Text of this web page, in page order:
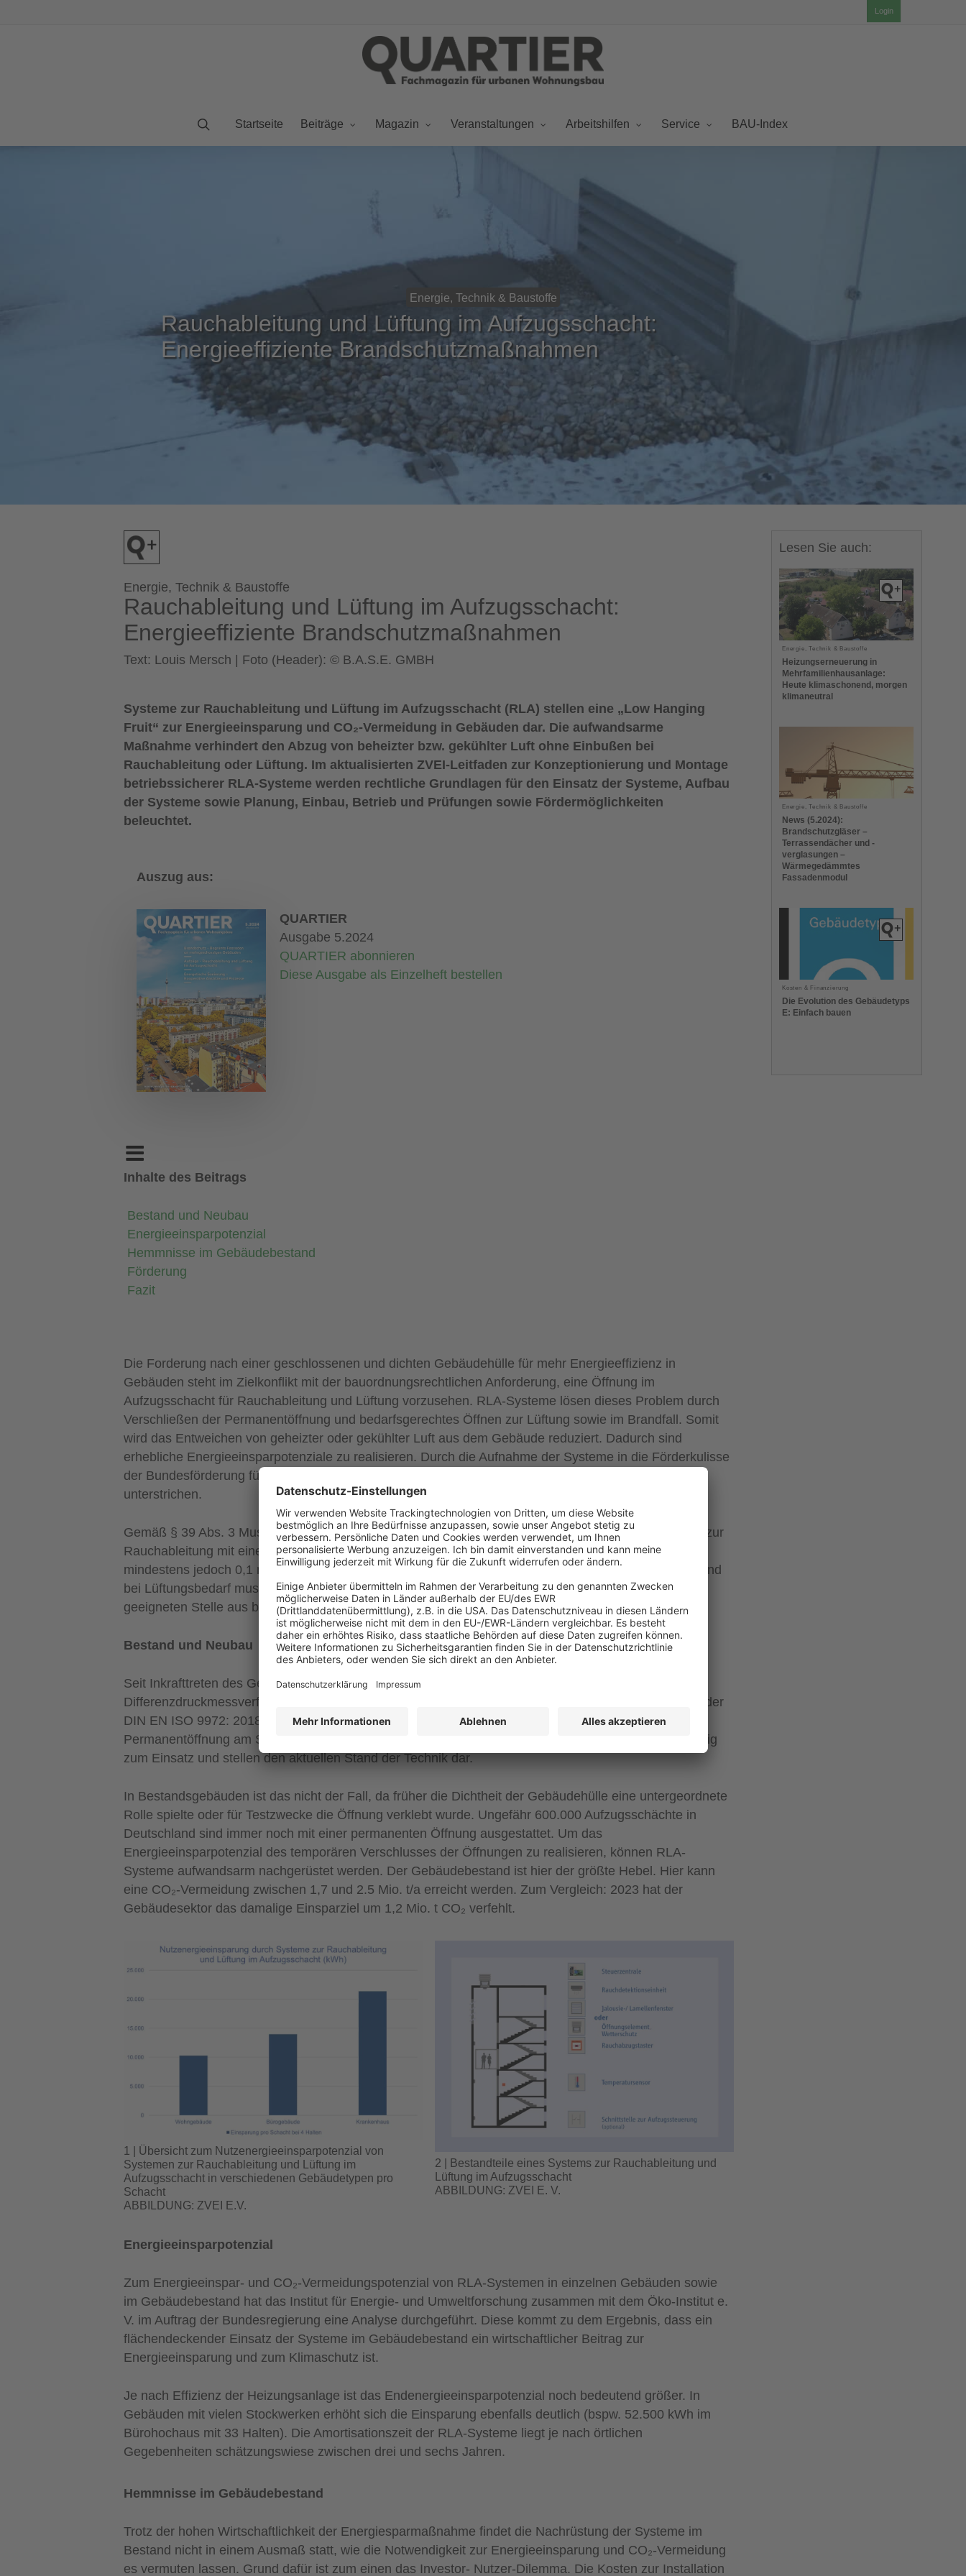
Login
Startseite Beiträge Magazin Veranstaltungen Arbeitshilfen Service BAU-Index
Energie, Technik & Baustoffe
Rauchableitung und Lüftung im Aufzugsschacht:
Energieeffiziente Brandschutzmaßnahmen
Energie, Technik & Baustoffe
Rauchableitung und Lüftung im Aufzugsschacht:
Energieeffiziente Brandschutzmaßnahmen
Text: Louis Mersch | Foto (Header): © B.A.S.E. GMBH
Systeme zur Rauchableitung und Lüftung im Aufzugsschacht (RLA) stellen eine „Low Hanging
Fruit“ zur Energieeinsparung und CO₂-Vermeidung in Gebäuden dar. Die aufwandsarme
Maßnahme verhindert den Abzug von beheizter bzw. gekühlter Luft ohne Einbußen bei
Rauchableitung oder Lüftung. Im aktualisierten ZVEI-Leitfaden zur Konzeptionierung und Montage
betriebssicherer RLA-Systeme werden rechtliche Grundlagen für den Einsatz der Systeme, Aufbau
der Systeme sowie Planung, Einbau, Betrieb und Prüfungen sowie Fördermöglichkeiten
beleuchtet.
Auszug aus:
QUARTIER
Ausgabe 5.2024
QUARTIER abonnieren
Diese Ausgabe als Einzelheft bestellen
Inhalte des Beitrags
Bestand und Neubau
Energieeinsparpotenzial
Hemmnisse im Gebäudebestand
Förderung
Fazit
Die Forderung nach einer geschlossenen und dichten Gebäudehülle für mehr Energieeffizienz in
Gebäuden steht im Zielkonflikt mit der bauordnungsrechtlichen Anforderung, eine Öffnung im
Aufzugsschacht für Rauchableitung und Lüftung vorzusehen. RLA-Systeme lösen dieses Problem durch
Verschließen der Permanentöffnung und bedarfsgerechtes Öffnen zur Lüftung sowie im Brandfall. Somit
wird das Entweichen von geheizter oder gekühlter Luft aus dem Gebäude reduziert. Dadurch sind
erhebliche Energieeinsparpotenziale zu realisieren. Durch die Aufnahme der Systeme in die Förderkulisse
der Bundesförderung für energieeffiziente Gebäude (BEG) wird die Wirksamkeit der Maßnahme
unterstrichen.
Gemäß § 39 Abs. 3 Musterbauordnung (MBO) müssen Fahrschächte zu lüften sein und eine Öffnung zur
Rauchableitung mit einem freien Querschnitt von mindestens 2,5 % der Fahrschachtgrundfläche,
mindestens jedoch 0,1 m² haben. Stand der Technik ist, diese Öffnung zu verschließen. Im Brandfall und
bei Lüftungsbedarf muss sich das Verschlusselement selbsttätig öffnen und von mindestens einer
geeigneten Stelle aus bedient werden können.
Bestand und Neubau
Seit Inkrafttreten des Gebäudeenergiegesetzes wird für die Durchführung des
Differenzdruckmessverfahren zur Feststellung der Luftdichtheit von neuen Gebäuden der Anhang NA der
DIN EN ISO 9972: 2018-12 zugrunde gelegt. Damit ist es nicht mehr zulässig, für den Test die
Permanentöffnung am Schachtkopf zu verkleben. Im Neubau kommen RLA-Systeme mittlerweile häufig
zum Einsatz und stellen den aktuellen Stand der Technik dar.
In Bestandsgebäuden ist das nicht der Fall, da früher die Dichtheit der Gebäudehülle eine untergeordnete
Rolle spielte oder für Testzwecke die Öffnung verklebt wurde. Ungefähr 600.000 Aufzugsschächte in
Deutschland sind immer noch mit einer permanenten Öffnung ausgestattet. Um das
Energieeinsparpotenzial des temporären Verschlusses der Öffnungen zu realisieren, können RLA-
Systeme aufwandsarm nachgerüstet werden. Der Gebäudebestand ist hier der größte Hebel. Hier kann
eine CO₂-Vermeidung zwischen 1,7 und 2.5 Mio. t/a erreicht werden. Zum Vergleich: 2023 hat der
Gebäudesektor das damalige Einsparziel um 1,2 Mio. t CO₂ verfehlt.
1 | Übersicht zum Nutzenergieeinsparpotenzial von
Systemen zur Rauchableitung und Lüftung im
Aufzugsschacht in verschiedenen Gebäudetypen pro
Schacht
ABBILDUNG: ZVEI E.V.
2 | Bestandteile eines Systems zur Rauchableitung und
Lüftung im Aufzugsschacht
ABBILDUNG: ZVEI E. V.
Energieeinsparpotenzial
Zum Energieeinspar- und CO₂-Vermeidungspotenzial von RLA-Systemen in einzelnen Gebäuden sowie
im Gebäudebestand hat das Institut für Energie- und Umweltforschung zusammen mit dem Öko-Institut e.
V. im Auftrag der Bundesregierung eine Analyse durchgeführt. Diese kommt zu dem Ergebnis, dass ein
flächendeckender Einsatz der Systeme im Gebäudebestand ein wirtschaftlicher Beitrag zur
Energieeinsparung und zum Klimaschutz ist.
Je nach Effizienz der Heizungsanlage ist das Endenergieeinsparpotenzial noch bedeutend größer. In
Gebäuden mit vielen Stockwerken erhöht sich die Einsparung ebenfalls deutlich (bspw. 52.500 kWh im
Bürohochaus mit 33 Halten). Die Amortisationszeit der RLA-Systeme liegt je nach örtlichen
Gegebenheiten schätzungswiese zwischen drei und sechs Jahren.
Hemmnisse im Gebäudebestand
Trotz der hohen Wirtschaftlichkeit der Energiesparmaßnahme findet die Nachrüstung der Systeme im
Bestand nicht in einem Ausmaß statt, wie die Notwendigkeit zur Energieeinsparung und CO₂-Vermeidung
es vermuten lassen. Grund dafür ist zum einen das Investor- Nutzer-Dilemma. Die Kosten zur Installation
Lesen Sie auch:
Energie, Technik & Baustoffe
Heizungserneuerung in
Mehrfamilienhausanlage:
Heute klimaschonend, morgen
klimaneutral
Energie, Technik & Baustoffe
News (5.2024):
Brandschutzgläser –
Terrassendächer und -
verglasungen –
Wärmegedämmtes
Fassadenmodul
Kosten & Finanzierung
Die Evolution des Gebäudetyps
E: Einfach bauen